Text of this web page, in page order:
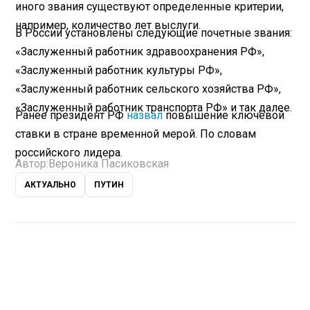
иного звания существуют определенные критерии,
например, количество лет выслуги.
В России установлены следующие почетные звания:
«Заслуженный работник здравоохранения РФ»,
«Заслуженный работник культуры РФ»,
«Заслуженный работник сельского хозяйства РФ»,
«Заслуженный работник транспорта РФ» и так далее.
Ранее президент РФназвалповышение ключевой
ставки в стране временной мерой. По словам
российского лидера.
Автор: Вероника Пасиковская
АКТУАЛЬНО ПУТИН